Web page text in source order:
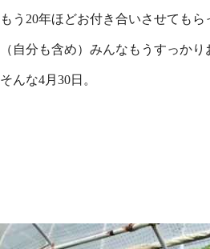
もう20年ほどお付き合いさせてもら
（自分も含め）みんなもうすっか
そんな4月30日。